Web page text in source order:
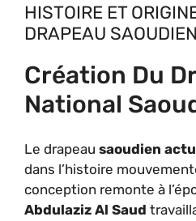
HISTOIRE ET
DRAPEAU SAOUDIEN
Création Du
National
Le drapeau saoudien
dans l’histoire
conception remonte à
Abdulaziz Al Saud